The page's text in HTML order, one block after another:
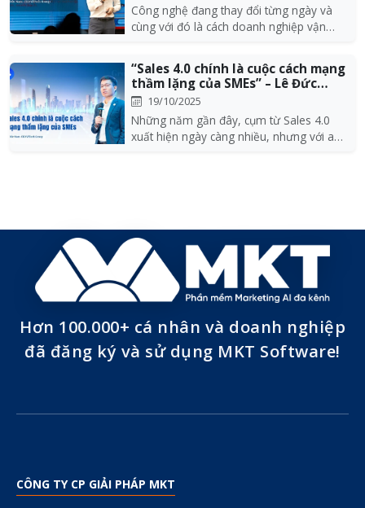
Công nghệ đang thay đổi từng ngày và
cùng với đó là cách doanh nghiệp vận
“Sales 4.0 chính là cuộc cách mạng
thầm lặng của SMEs” – Lê Đức
Nam ch...
19/10/2025
Những năm gần đây, cụm từ Sales 4.0
xuất hiện ngày càng nhiều, nhưng với anh
Hơn 100.000+ cá nhân và doanh nghiệp
đã đăng ký và sử dụng MKT Software!
CÔNG TY CP GIẢI PHÁP MKT